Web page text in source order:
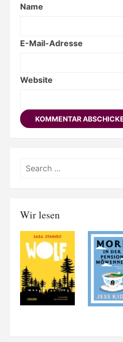
Name
E-Mail-Adresse
Website
Wir lesen